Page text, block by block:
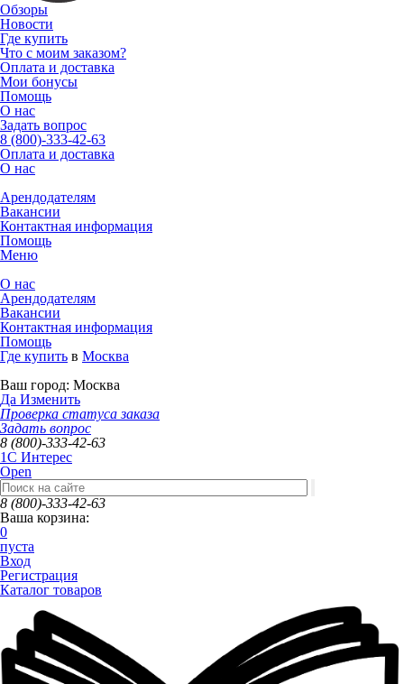
Обзоры
Новости
Где купить
Что с моим заказом?
Оплата и доставка
Мои бонусы
Помощь
О нас
Задать вопрос
8 (800)-333-42-63
Оплата и доставка
О нас
Арендодателям
Вакансии
Контактная информация
Помощь
Меню
О нас
Арендодателям
Вакансии
Контактная информация
Помощь
Где купить в Москва
Ваш город: Москва
Да Изменить
Проверка статуса заказа
Задать вопрос
8 (800)-333-42-63
1C Интерес
Open
8 (800)-333-42-63
Ваша корзина:
0
пуста
Вход
Регистрация
Каталог товаров